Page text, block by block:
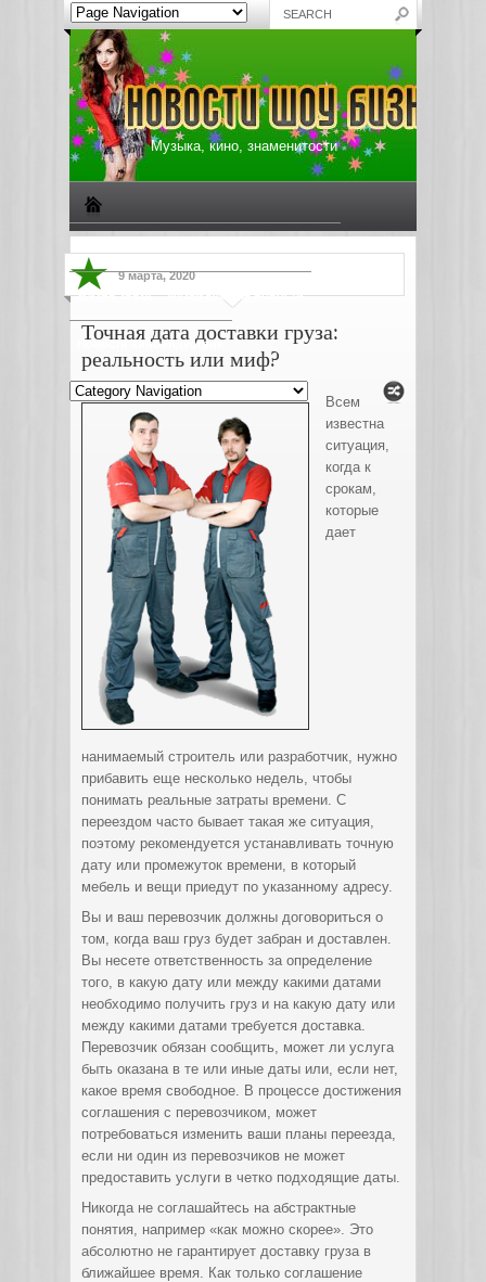
Музыка, кино, знаменитости
Жизнь звезд Музыкальные новости
Новости киноиндустрии
9 марта, 2020
Точная дата доставки груза:
реальность или миф?
Всем
известна
ситуация,
когда к
срокам,
которые
дает
нанимаемый строитель или разработчик, нужно
прибавить еще несколько недель, чтобы
понимать реальные затраты времени. С
переездом часто бывает такая же ситуация,
поэтому рекомендуется устанавливать точную
дату или промежуток времени, в который
мебель и вещи приедут по указанному адресу.
Вы и ваш перевозчик должны договориться о
том, когда ваш груз будет забран и доставлен.
Вы несете ответственность за определение
того, в какую дату или между какими датами
необходимо получить груз и на какую дату или
между какими датами требуется доставка.
Перевозчик обязан сообщить, может ли услуга
быть оказана в те или иные даты или, если нет,
какое время свободное. В процессе достижения
соглашения с перевозчиком, может
потребоваться изменить ваши планы переезда,
если ни один из перевозчиков не может
предоставить услуги в четко подходящие даты.
Никогда не соглашайтесь на абстрактные
понятия, например «как можно скорее». Это
абсолютно не гарантирует доставку груза в
ближайшее время. Как только соглашение